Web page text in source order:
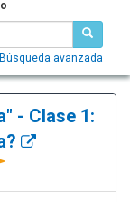
Búsqueda avanzada
- Clase 1: